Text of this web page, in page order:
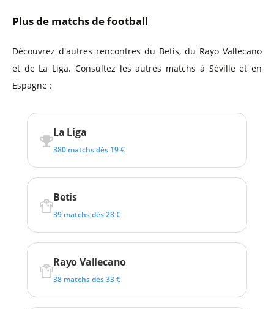
Plus de matchs de football
Découvrez d'autres rencontres du Betis, du Rayo Vallecano
et de La Liga. Consultez les autres matchs à Séville et en
Espagne :
La Liga
380 matchs dès 19 €
Betis
39 matchs dès 28 €
Rayo Vallecano
38 matchs dès 33 €